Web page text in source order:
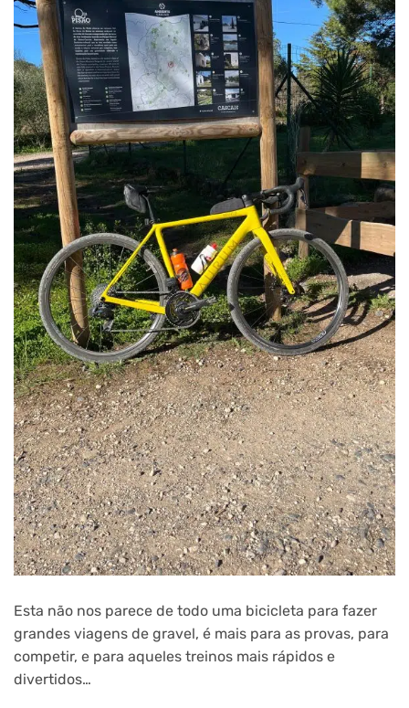
Esta não nos parece de todo uma bicicleta para fazer
grandes viagens de gravel, é mais para as provas, para
competir, e para aqueles treinos mais rápidos e
divertidos…